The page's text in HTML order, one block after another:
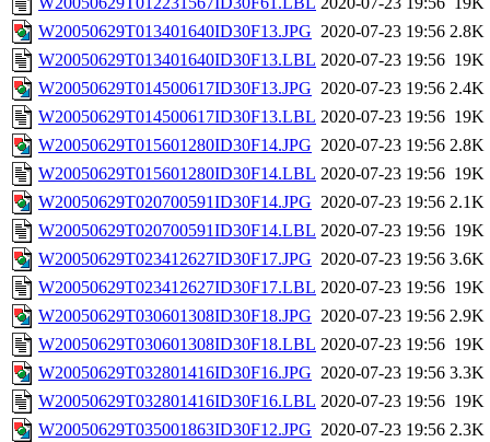
W20050629T013401640ID30F13.JPG 2020-07-23 19:56 2.8K
W20050629T013401640ID30F13.LBL 2020-07-23 19:56 19K
W20050629T014500617ID30F13.JPG 2020-07-23 19:56 2.4K
W20050629T014500617ID30F13.LBL 2020-07-23 19:56 19K
W20050629T015601280ID30F14.JPG 2020-07-23 19:56 2.8K
W20050629T015601280ID30F14.LBL 2020-07-23 19:56 19K
W20050629T020700591ID30F14.JPG 2020-07-23 19:56 2.1K
W20050629T020700591ID30F14.LBL 2020-07-23 19:56 19K
W20050629T023412627ID30F17.JPG 2020-07-23 19:56 3.6K
W20050629T023412627ID30F17.LBL 2020-07-23 19:56 19K
W20050629T030601308ID30F18.JPG 2020-07-23 19:56 2.9K
W20050629T030601308ID30F18.LBL 2020-07-23 19:56 19K
W20050629T032801416ID30F16.JPG 2020-07-23 19:56 3.3K
W20050629T032801416ID30F16.LBL 2020-07-23 19:56 19K
W20050629T035001863ID30F12.JPG 2020-07-23 19:56 2.3K